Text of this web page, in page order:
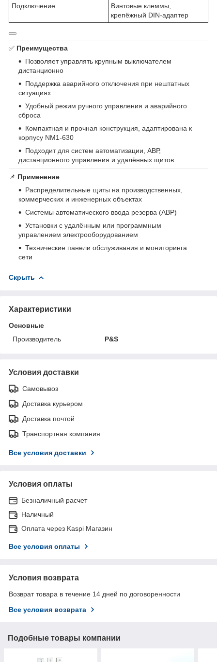
Подключение
Винтовые клеммы,
крепёжный DIN-адаптер
✅ Преимущества
Позволяет управлять крупным выключателем
дистанционно
Поддержка аварийного отключения при нештатных
ситуациях
Удобный режим ручного управления и аварийного
сброса
Компактная и прочная конструкция, адаптирована к
корпусу NM1‑630
Подходит для систем автоматизации, АВР,
дистанционного управления и удалённых щитов
📌 Применение
Распределительные щиты на производственных,
коммерческих и инженерных объектах
Системы автоматического ввода резерва (АВР)
Установки с удалённым или программным
управлением электрооборудованием
Технические панели обслуживания и мониторинга
сети
Скрыть
Характеристики
Основные
Производитель
P&S
Условия доставки
Самовывоз
Доставка курьером
Доставка почтой
Транспортная компания
Все условия доставки
Условия оплаты
Безналичный расчет
Наличный
Оплата через Kaspi Магазин
Все условия оплаты
Условия возврата
Возврат товара в течение 14 дней по договоренности
Все условия возврата
Подобные товары компании